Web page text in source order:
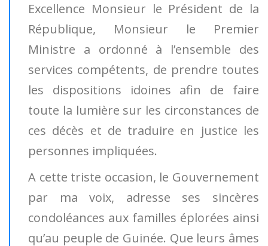
Excellence Monsieur le Président de la
République, Monsieur le Premier
Ministre a ordonné à l’ensemble des
services compétents, de prendre toutes
les dispositions idoines afin de faire
toute la lumière sur les circonstances de
ces décès et de traduire en justice les
personnes impliquées.
A cette triste occasion, le Gouvernement
par ma voix, adresse ses sincères
condoléances aux familles éplorées ainsi
qu’au peuple de Guinée. Que leurs âmes